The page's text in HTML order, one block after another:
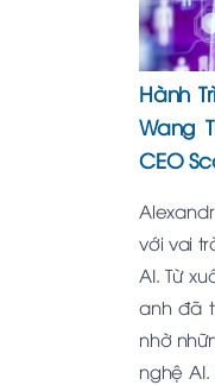
Hành
Wang
CEO
với vai
AI. Từ
anh đã
nhờ
nghệ